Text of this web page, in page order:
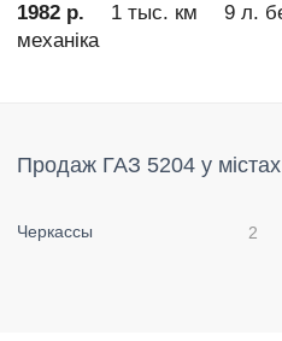
1982 р.
1 тыс. км 9 л.
механіка
Продаж ГАЗ 5204 у містах
Черкассы 2